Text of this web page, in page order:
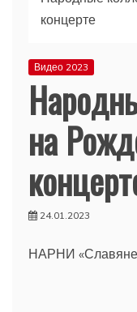
концерте
Видео 2023
на
24.01.2023
НАРНИ